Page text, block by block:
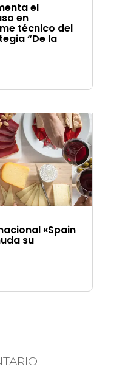
el
en
técnico del
“De la
«Spain
su